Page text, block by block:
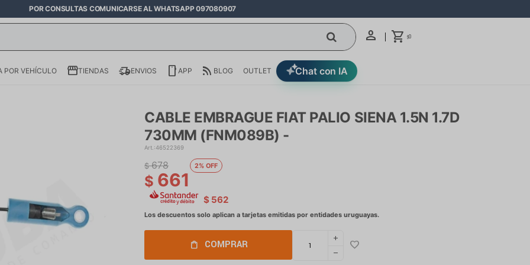
POR CONSULTAS COMUNICARSE AL WHATSAPP 097080907
$0
Chat con IA
POR VEHÍCULO TIENDAS ENVIOS APP BLOG OUTLET
CABLE EMBRAGUE FIAT PALIO SIENA 1.5N 1.7D
730MM (FNM089B) -
46522369
$ 661
$ 678 2
$ 562
COMPRAR
add
remove